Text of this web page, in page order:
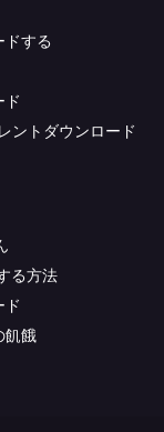
する
ド
ントダウンロード
る方法
ド
飢餓